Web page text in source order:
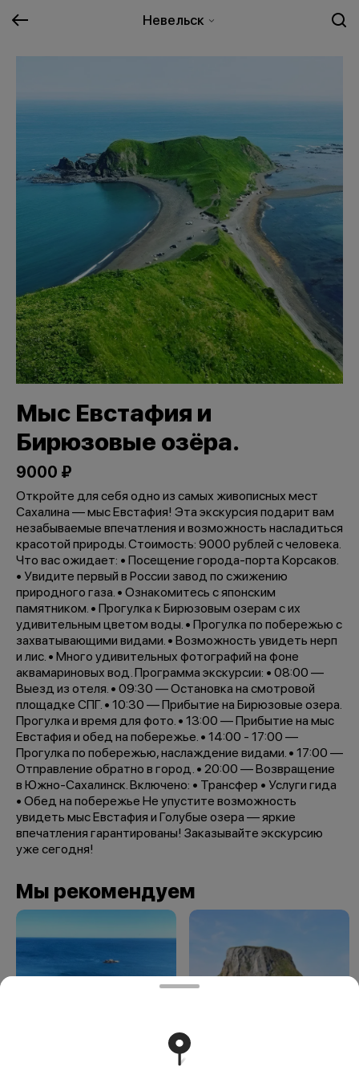
Невельск
Мыс Евстафия и
Бирюзовые озёра.
9000 ₽
Откройте для себя одно из самых живописных мест
Сахалина — мыс Евстафия! Эта экскурсия подарит вам
незабываемые впечатления и возможность насладиться
красотой природы. Стоимость: 9000 рублей с человека.
Что вас ожидает: • Посещение города-порта Корсаков.
• Увидите первый в России завод по сжижению
природного газа. • Ознакомитесь с японским
памятником. • Прогулка к Бирюзовым озерам с их
удивительным цветом воды. • Прогулка по побережью с
захватывающими видами. • Возможность увидеть нерп
и лис. • Много удивительных фотографий на фоне
аквамариновых вод. Программа экскурсии: • 08:00 —
Выезд из отеля. • 09:30 — Остановка на смотровой
площадке СПГ. • 10:30 — Прибытие на Бирюзовые озера.
Прогулка и время для фото. • 13:00 — Прибытие на мыс
Евстафия и обед на побережье. • 14:00 - 17:00 —
Прогулка по побережью, наслаждение видами. • 17:00 —
Отправление обратно в город. • 20:00 — Возвращение
в Южно-Сахалинск. Включено: • Трансфер • Услуги гида
• Обед на побережье Не упустите возможность
увидеть мыс Евстафия и Голубые озера — яркие
впечатления гарантированы! Заказывайте экскурсию
уже сегодня!
Мы рекомендуем